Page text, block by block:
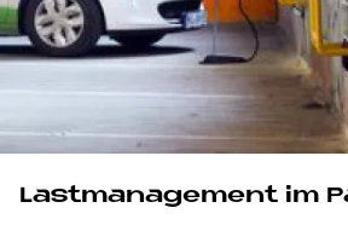
Last­ma­nage­ment im